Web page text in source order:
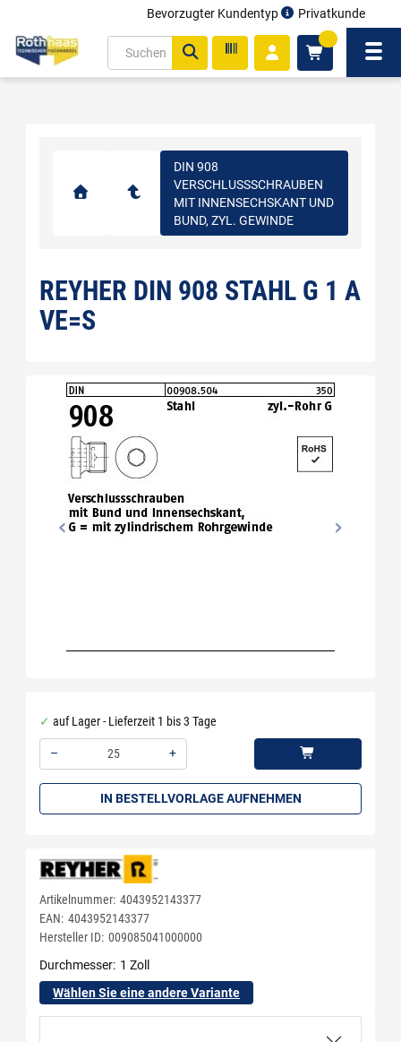
Bevorzugter Kundentyp Privatkunde
DIN 908
VERSCHLUSSSCHRAUBEN
MIT INNENSECHSKANT UND
BUND, ZYL. GEWINDE
REYHER DIN 908 STAHL G 1 A
VE=S
auf Lager - Lieferzeit 1 bis 3 Tage
–
+
IN BESTELLVORLAGE AUFNEHMEN
Artikelnummer: 4043952143377
EAN: 4043952143377
Hersteller ID: 009085041000000
Durchmesser 1 Zoll
Wählen Sie eine andere Variante